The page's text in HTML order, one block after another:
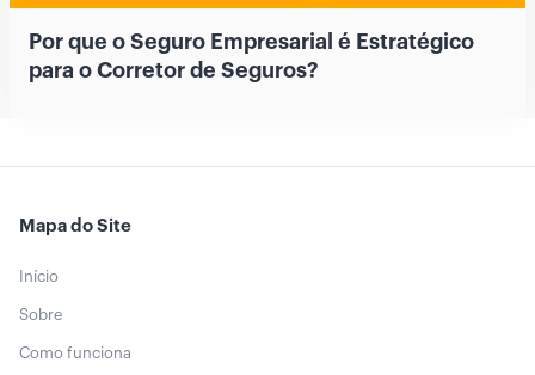
Por que o Seguro Empresarial é Estratégico
para o Corretor de Seguros?
Mapa do Site
Início
Sobre
Como funciona